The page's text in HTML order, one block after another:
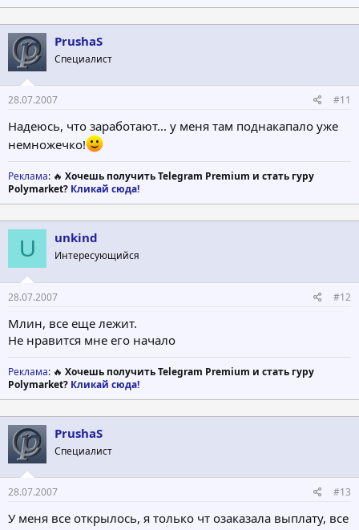
PrushaS
Специалист
28.07.2007 #11
Надеюсь, что заработают... у меня там поднакапало уже
немножечко!
Реклама: 🔥 Хочешь получить Telegram Premium и стать гуру
Polymarket? Кликай сюда!
U unkind
Интересующийся
28.07.2007 #12
Млин, все еще лежит.
Не нравится мне его начало
Реклама: 🔥 Хочешь получить Telegram Premium и стать гуру
Polymarket? Кликай сюда!
PrushaS
Специалист
28.07.2007 #13
У меня все открылось, я только чт озаказала выплату, все